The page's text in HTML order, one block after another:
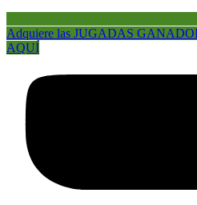
Adquiere las JUGADAS
AQUÍ